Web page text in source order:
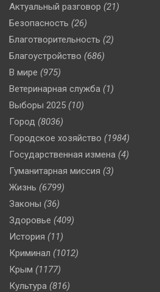
Актуальный разговор (21)
Безопасность (26)
Благотворительность (2)
Благоустройство (686)
В мире (975)
Ветеринарная служба (1)
Выборы 2025 (10)
Город (8036)
Городское хозяйство (1984)
Государственная измена (4)
Гуманитарная миссия (3)
Жизнь (6799)
Законы (36)
Здоровье (409)
История (11)
Криминал (1012)
Крым (1177)
Культура (816)